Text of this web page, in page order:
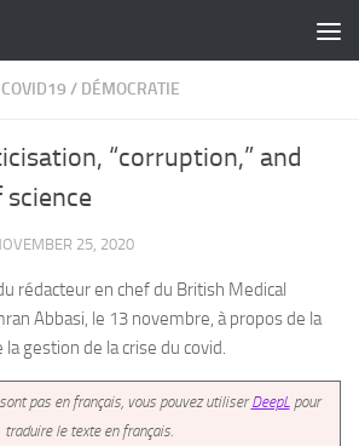
COVID19 / DÉMOCRATIE
“corruption,” and
25, 2020
rédacteur en chef du British Medical
Abbasi, le 13 novembre, à propos de la
gestion de la crise du covid.
pas en français, vous pouvez utiliserDeepLpour
traduire le texte en français.